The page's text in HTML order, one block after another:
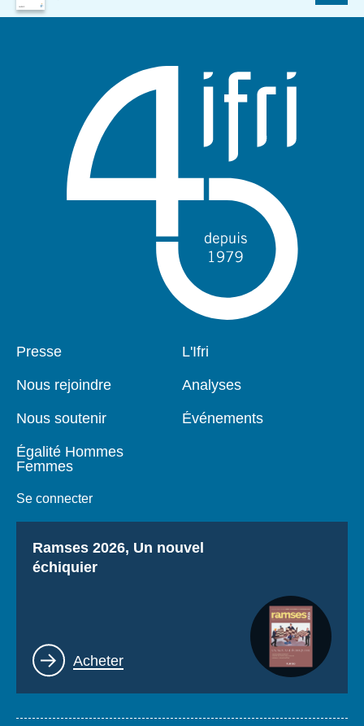
de
Pied
Presse
Nous rejoindre
Nous soutenir
Égalité Hommes
Femmes
Se connecter
Navigation
L'Ifri
Analyses
Événements
Titre
Ramses 2026, Un nouvel
échiquier
Lien
Acheter